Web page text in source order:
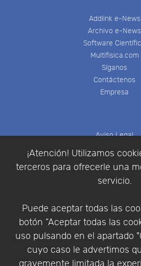
¡Atención! Utilizamos
terceros para ofrecerle una
servicio.
Puede aceptar todas las
botón “Aceptar todas las
uso pulsando en el apartado
cuyo caso le advertimos
gravemente limitada la
Addlink e-News
Archivo e-News
Software
Multifisica.com
Síganos
Contáctenos
Empresa
Aviso Legal
Condiciones de
Identificarse
Empresa|Aviso Legal|